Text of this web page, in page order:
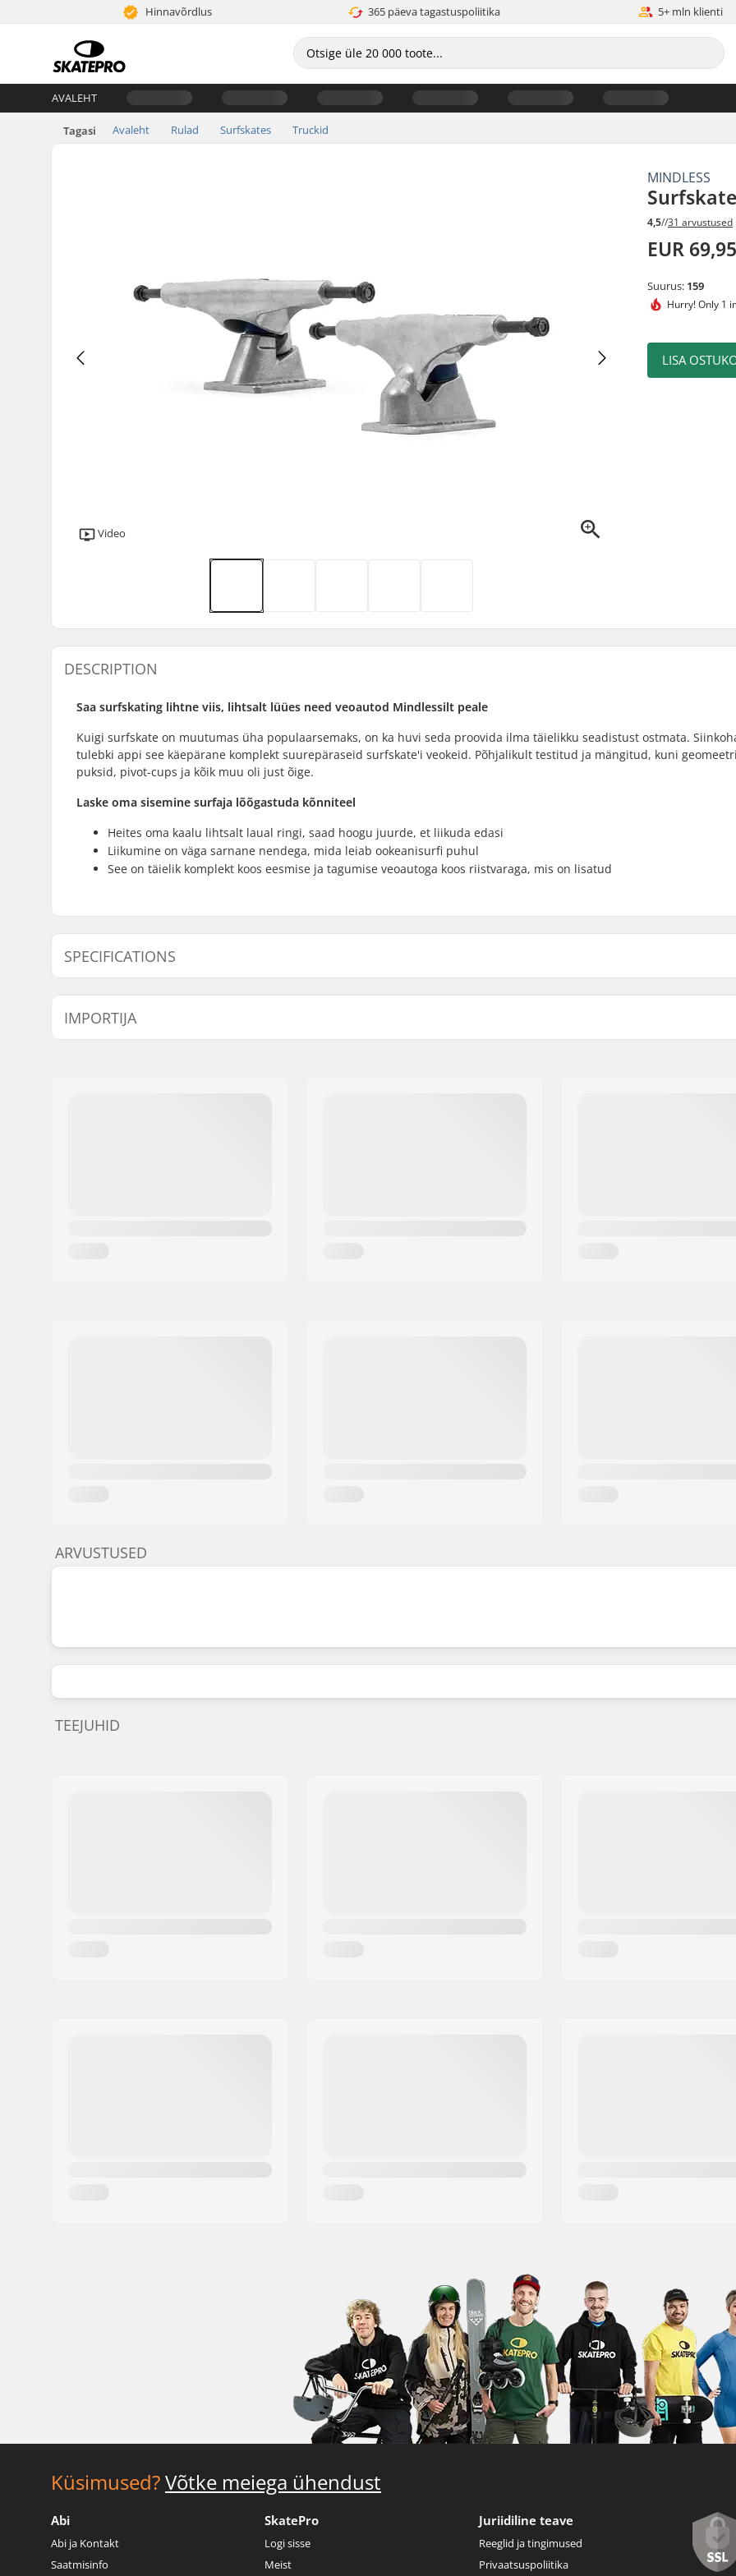
Hinnavõrdlus 365 päeva tagastuspoliitika 5+ mln klienti
AVALEHT
Tagasi Avaleht Rulad Surfskates Truckid
MINDLESS
4,5//31 arvustused
EUR 69,95
Video
Suurus: 159
Hurry!Only 1
LISA
DESCRIPTION
Saa surfskating lihtne viis, lihtsalt lüües need veoautod Mindlessilt peale
Kuigi surfskate on muutumas üha populaarsemaks, on ka huvi seda proovida ilma täielikku seadistust ostmata.
tulebki appi see käepärane komplekt suurepäraseid surfskate'i veokeid. Põhjalikult testitud ja mängitud, kuni
puksid, pivot-cups ja kõik muu oli just õige.
Laske oma sisemine surfaja lõõgastuda kõnniteel
Heites oma kaalu lihtsalt laual ringi, saad hoogu juurde, et liikuda edasi
Liikumine on väga sarnane nendega, mida leiab ookeanisurfi puhul
See on täielik komplekt koos eesmise ja tagumise veoautoga koos riistvaraga, mis on lisatud
SPECIFICATIONS
Hanger laius:
159mm (6.25")
Trukid tüüp:
Tükid pakendi kohta:
2
Kinnituspoldid:
Hanger Degree:
IMPORTIJA
ARVUSTUSED
TEEJUHID
Küsimused?Võtke meiega ühendust
Abi
Abi ja Kontakt
Saatmisinfo
SkatePro
Logi sisse
Meist
Juriidiline teave
Reeglid ja tingimused
Privaatsuspoliitika